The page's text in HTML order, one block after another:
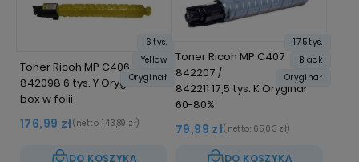
Toner Ricoh MP C406
842098 6 tys. Y Oryginał no
box w folii
176,99 zł(netto: 143,89 zł)
DO KOSZYKA
6 tys.
Yellow
Oryginał
Toner Ricoh MP C407
842207 /
842211 17,5 tys. K Oryginał
60-80%
79,99 zł(netto: 65,03 zł)
DO KOSZYKA
17,5 tys.
Black
Oryginał